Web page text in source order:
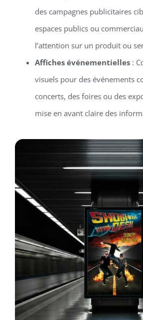
des campagnes publicitaires
espaces publics ou
l’attention sur un produit ou
Affiches événementielles:
visuels pour des événements
concerts, des foires ou des
mise en avant claire des